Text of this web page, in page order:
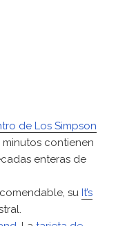
de Los Simpson
minutos contienen
enteras de
suIt’s